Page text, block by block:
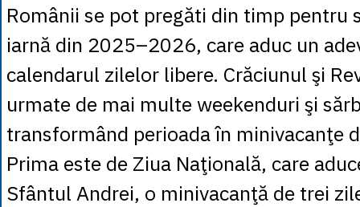
Românii se pot pregăti din timp pentru
iarnă din 2025–2026, care aduc un
calendarul zilelor libere. Crăciunul şi
urmate de mai multe weekenduri şi
transformând perioada în minivacanţe
Prima este de Ziua Naţională, care
Sfântul Andrei, o minivacanţă de trei